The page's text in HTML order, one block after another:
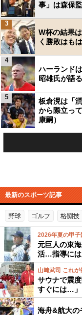
事」は森保
W杯の結果
く勝敗はも
3
ハーランド
昭雄氏が語
4
板倉滉は「
から際立っ
康嗣）
5
最新のスポーツ記事
野球 ゴルフ 格闘技
2026年夏の甲
元巨人の東
活…指導には
山﨑武司 これ
サウナで震
すぐには…」
海舟&航大の